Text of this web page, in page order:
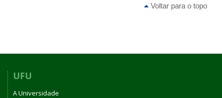
Voltar para o topo
UFU
A Universidade